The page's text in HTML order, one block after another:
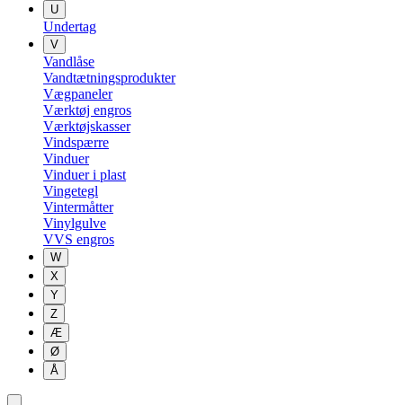
U
Undertag
V
Vandlåse
Vandtætningsprodukter
Vægpaneler
Værktøj engros
Værktøjskasser
Vindspærre
Vinduer
Vinduer i plast
Vingetegl
Vintermåtter
Vinylgulve
VVS engros
W
X
Y
Z
Æ
Ø
Å